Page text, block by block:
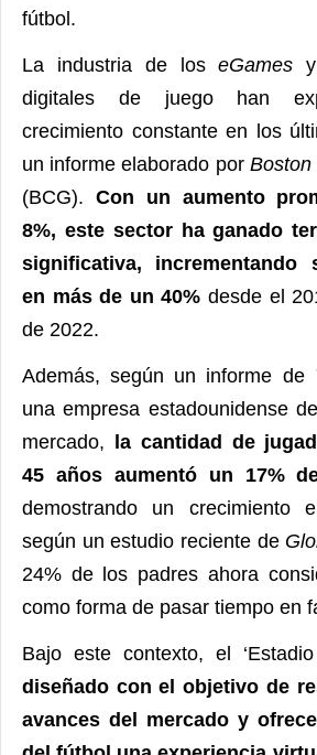
fútbol.
La industria de loseGames
digitales de juego han
crecimiento constante en los
un informe elaborado por Boston
(BCG). Con un aumento
8%, este sector ha ganado
significativa, incrementando
en más de un 40% desde el
de 2022.
Además, según un informe de
una empresa estadounidense
mercado,
la cantidad de
45 años aumentó un 17%
demostrando un crecimiento
según un estudio reciente de
24% de los padres ahora
como forma de pasar tiempo en
Bajo este contexto, el ‘Estadio
diseñado con el objetivo de
avances del mercado y